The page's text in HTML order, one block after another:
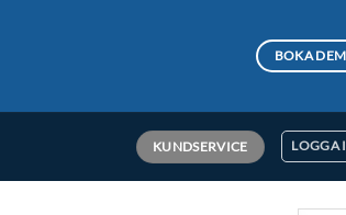
BOKA
KUNDSERVICE LOGGA